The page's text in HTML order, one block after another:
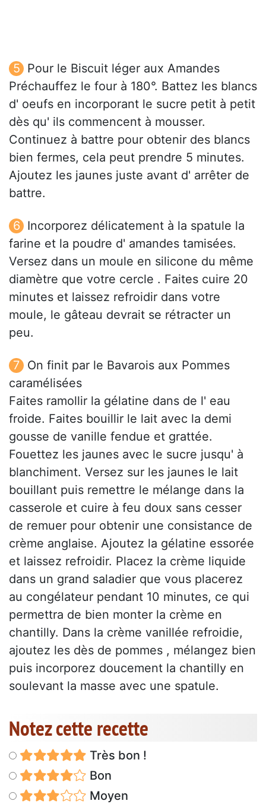
Pour le Biscuit léger aux Amandes
Préchauffez le four à 180°. Battez les blancs
d' oeufs en incorporant le sucre petit à petit
dès qu' ils commencent à mousser.
Continuez à battre pour obtenir des blancs
bien fermes, cela peut prendre 5 minutes.
Ajoutez les jaunes juste avant d' arrêter de
battre.
Incorporez délicatement à la spatule la
farine et la poudre d' amandes tamisées.
Versez dans un moule en silicone du même
diamètre que votre cercle . Faites cuire 20
minutes et laissez refroidir dans votre
moule, le gâteau devrait se rétracter un
peu.
On finit par le Bavarois aux Pommes
caramélisées
Faites ramollir la gélatine dans de l' eau
froide. Faites bouillir le lait avec la demi
gousse de vanille fendue et grattée.
Fouettez les jaunes avec le sucre jusqu' à
blanchiment. Versez sur les jaunes le lait
bouillant puis remettre le mélange dans la
casserole et cuire à feu doux sans cesser
de remuer pour obtenir une consistance de
crème anglaise. Ajoutez la gélatine essorée
et laissez refroidir. Placez la crème liquide
dans un grand saladier que vous placerez
au congélateur pendant 10 minutes, ce qui
permettra de bien monter la crème en
chantilly. Dans la crème vanillée refroidie,
ajoutez les dès de pommes , mélangez bien
puis incorporez doucement la chantilly en
soulevant la masse avec une spatule.
Notez cette recette
Très bon !
Bon
Moyen